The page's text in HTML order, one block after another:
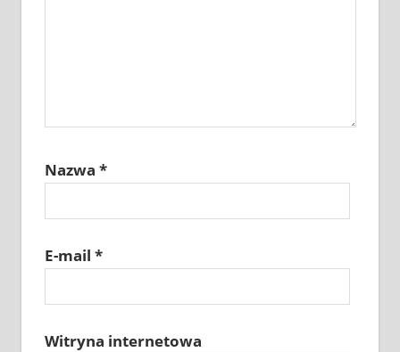
Nazwa *
E-mail *
Witryna internetowa